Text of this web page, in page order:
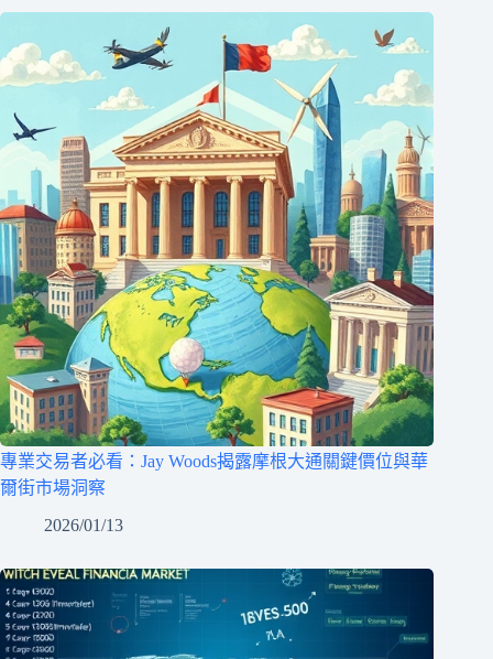
專業交易者必看：Jay Woods揭露摩根大通關鍵價位與華
爾街市場洞察
2026/01/13